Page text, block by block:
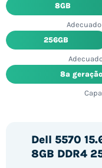
8GB
256GB
8ª geração
Dell 5570
8GB DDR4